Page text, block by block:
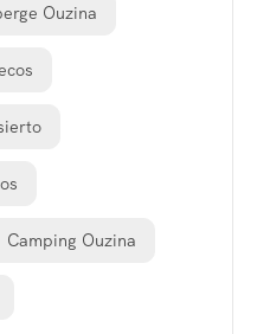
Ouzina
Camping Ouzina